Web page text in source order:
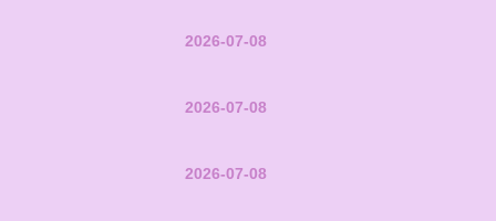
2026-07-08
2026-07-08
2026-07-08